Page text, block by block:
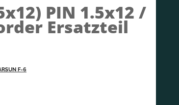
PIN 1.5x12 /
Ersatzteil
F-6